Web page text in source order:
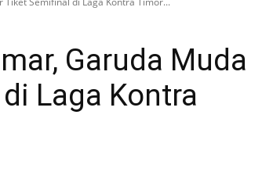
Garuda Muda
Laga Kontra